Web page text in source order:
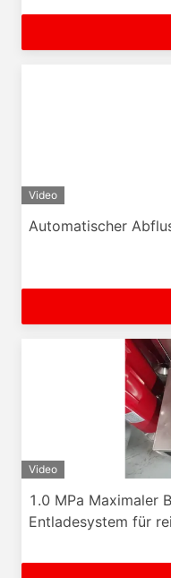
Video
Automatischer
Video
1.0 MPa Maximaler
Entladesystem für